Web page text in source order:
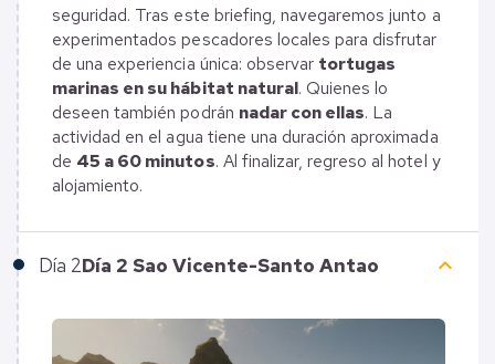
seguridad. Tras este briefing, navegaremos junto a
experimentados pescadores locales para disfrutar
de una experiencia única: observar tortugas
marinas en su hábitat natural. Quienes lo
deseen también podrán nadar con ellas. La
actividad en el agua tiene una duración aproximada
de 45 a 60 minutos. Al finalizar, regreso al hotel y
alojamiento.
Día 2Día 2 Sao Vicente-Santo Antao keyboard_arrow_up